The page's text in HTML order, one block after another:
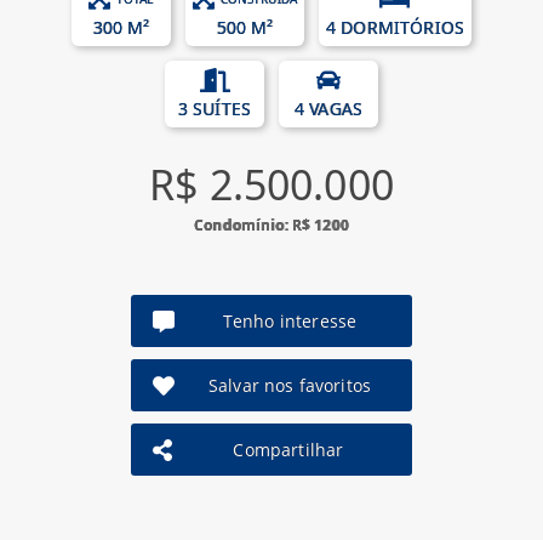
300 M² 500 M² 4 DORMITÓRIOS
3 SUÍTES 4 VAGAS
R$ 2.500.000
Condomínio: R$ 1200
Tenho interesse
Salvar nos favoritos
Compartilhar